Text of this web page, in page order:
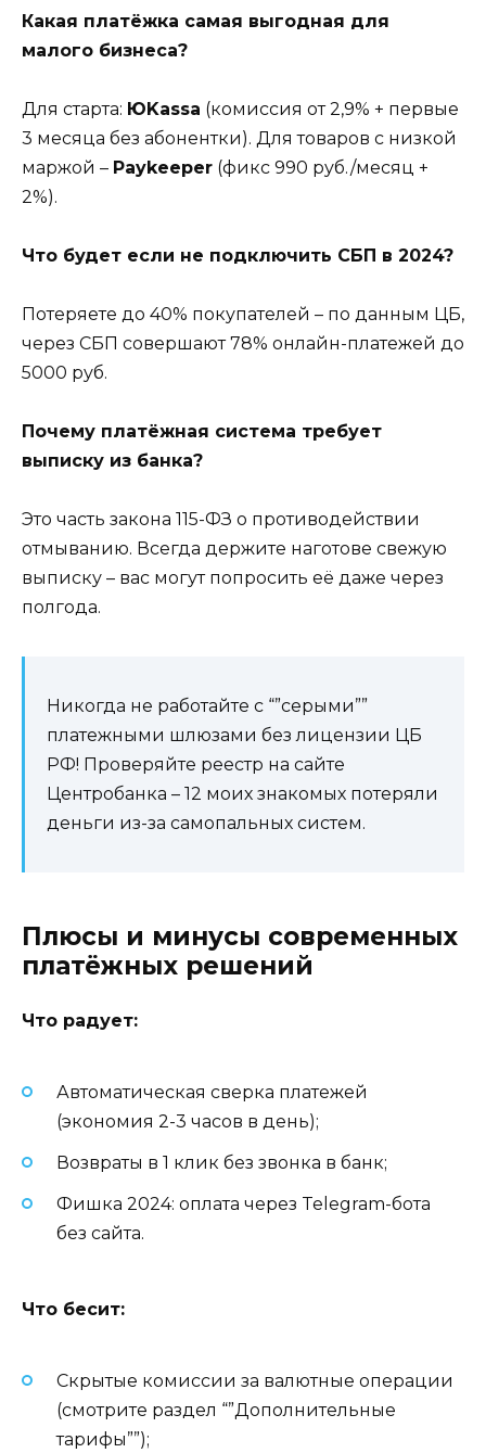
Какая платёжка самая выгодная для
малого бизнеса?
Для старта: ЮKassa (комиссия от 2,9% + первые
3 месяца без абонентки). Для товаров с низкой
маржой – Paykeeper (фикс 990 руб./месяц +
2%).
Что будет если не подключить СБП в 2024?
Потеряете до 40% покупателей – по данным ЦБ,
через СБП совершают 78% онлайн-платежей до
5000 руб.
Почему платёжная система требует
выписку из банка?
Это часть закона 115-ФЗ о противодействии
отмыванию. Всегда держите наготове свежую
выписку – вас могут попросить её даже через
полгода.
Никогда не работайте с “”серыми””
платежными шлюзами без лицензии ЦБ
РФ! Проверяйте реестр на сайте
Центробанка – 12 моих знакомых потеряли
деньги из-за самопальных систем.
Плюсы и минусы современных
платёжных решений
Что радует:
Автоматическая сверка платежей
(экономия 2-3 часов в день);
Возвраты в 1 клик без звонка в банк;
Фишка 2024: оплата через Telegram-бота
без сайта.
Что бесит:
Скрытые комиссии за валютные операции
(смотрите раздел “”Дополнительные
тарифы””);